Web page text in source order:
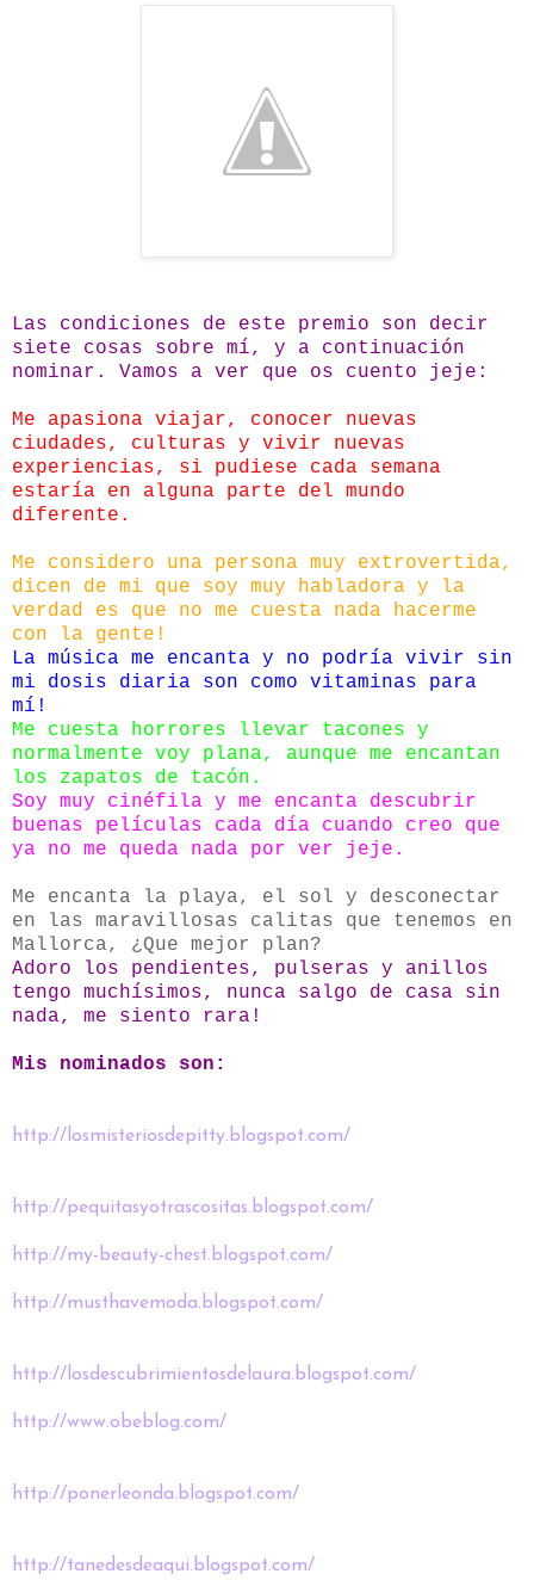
Las condiciones de este premio son decir
siete cosas sobre mí, y a continuación
nominar. Vamos a ver que os cuento jeje:
Me apasiona viajar, conocer nuevas
ciudades, culturas y vivir nuevas
experiencias, si pudiese cada semana
estaría en alguna parte del mundo
diferente.
Me considero una persona muy extrovertida,
dicen de mi que soy muy habladora y la
verdad es que no me cuesta nada hacerme
con la gente!
La música me encanta y no podría vivir sin
mi dosis diaria son como vitaminas para
mí!
Me cuesta horrores llevar tacones y
normalmente voy plana, aunque me encantan
los zapatos de tacón.
Soy muy cinéfila y me encanta descubrir
buenas películas cada día cuando creo que
ya no me queda nada por ver jeje.
Me encanta la playa, el sol y desconectar
en las maravillosas calitas que tenemos en
Mallorca, ¿Que mejor plan?
Adoro los pendientes, pulseras y anillos
tengo muchísimos, nunca salgo de casa sin
nada, me siento rara!
Mis nominados son:
http://losmisteriosdepitty.blogspot.com/
http://pequitasyotrascositas.blogspot.com/
http://my-beauty-chest.blogspot.com/
http://musthavemoda.blogspot.com/
http://losdescubrimientosdelaura.blogspot.com/
http://www.obeblog.com/
http://ponerleonda.blogspot.com/
http://tanedesdeaqui.blogspot.com/